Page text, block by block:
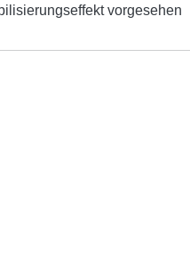
vorgesehen